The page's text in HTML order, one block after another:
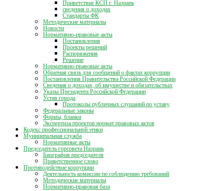
Приветствие КСП г. Назрань
сведения о доходах
Стандарты ФК
Методические материалы
Новости
Нормативно-правовые акты
Постановления
Проекты решений
Распоряжения
Решение
Нормативно-правовые акты
Обратная связь для сообщений о фактах коррупции
Постановления Правительства Российской Федерации
Сведения о доходах, об имуществе и обязательствах
Указы Президента Российской Федерации
Устав города
Протоколы публичных слушаний по уставу
Федеральные законы
Формы, бланки
Экспертиза проектов нормат правовых актов
Кодекс профессиональной этики
Муниципальная служба
Нормативные акты
Председатель горсовета Назрань
Биография председателя
Приветственное слово
Противодействие коррупции
Деятельность комиссии по соблюдению требований
Методические материалы
Нормативно-правовая база